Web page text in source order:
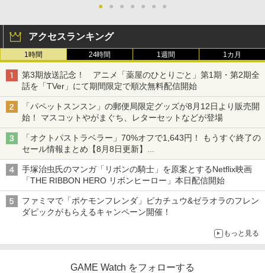
● ● ● ● ● ● ●
アクセスランキング
1時間 24時間 1週間 1カ月
第3期放送記念！ アニメ「薬屋のひとりごと」第1期・第2期全
話を「TVer」にて期間限定で順次無料配信開始
「パペットスンスン」の郵便局限定グッズが8月12日より販売開
始！ マスコットやがまぐち、レターセットなどが登場
「オクトパストラベラー」70%オフで1,643円！ もうすぐ終了の
セール情報まとめ【8月8日更新】
ニンテンドーeショップでは「大神 絶景版」が67%オフで990円
手塚治虫氏のマンガ「リボンの騎士」を原案とするNetflix映画
「THE RIBBON HERO リボンヒーロー」本日配信開始
ファミマで「ポケモンフレンダ」ピカチュウ&ゼラオラのフレン
ダピックがもらえるキャンペーン開催！
もっと見る
GAME Watch をフォローする